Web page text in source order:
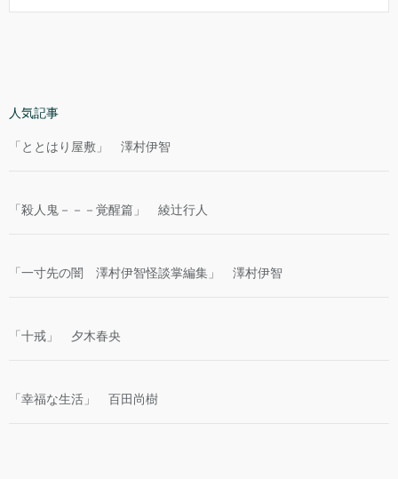
c
k
tt
e
e
人気記事
「ととはり屋敷」 澤村伊智
「殺人鬼－－－覚醒篇」 綾辻行人
「一寸先の闇 澤村伊智怪談掌編集」 澤村伊智
「十戒」 夕木春央
「幸福な生活」 百田尚樹